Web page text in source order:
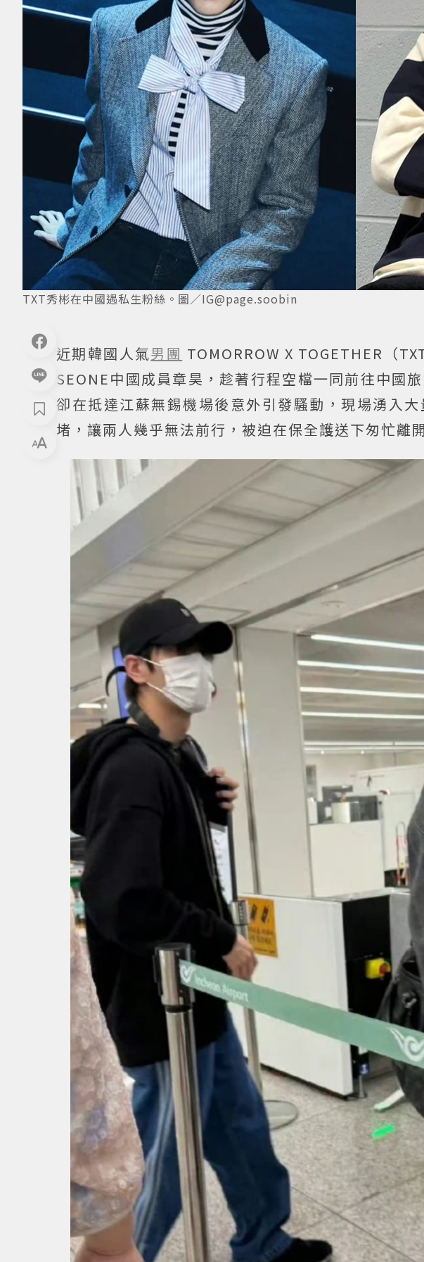
TXT秀彬在中國遇私生粉絲。圖／IG@page.soobin
近期韓國人氣男團 TOMORROW X TOGETHER（
SEONE中國成員章昊，趁著行程空檔一同前往中國
卻在抵達江蘇無錫機場後意外引發騷動，現場湧入
堵，讓兩人幾乎無法前行，被迫在保全護送下匆忙離